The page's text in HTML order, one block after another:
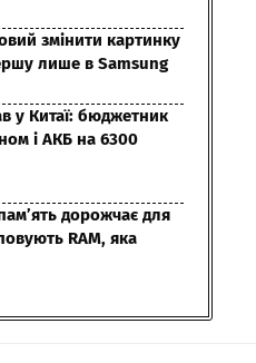
змінити картинку
лише в Samsung
у Китаї: бюджетник
і АКБ на 6300
дорожчає для
RAM, яка